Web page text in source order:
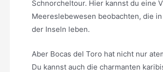
Schnorcheltour. Hier kannst du eine
Meereslebewesen beobachten, die
der Inseln leben.
Aber Bocas del Toro hat nicht nur
Du kannst auch die charmanten